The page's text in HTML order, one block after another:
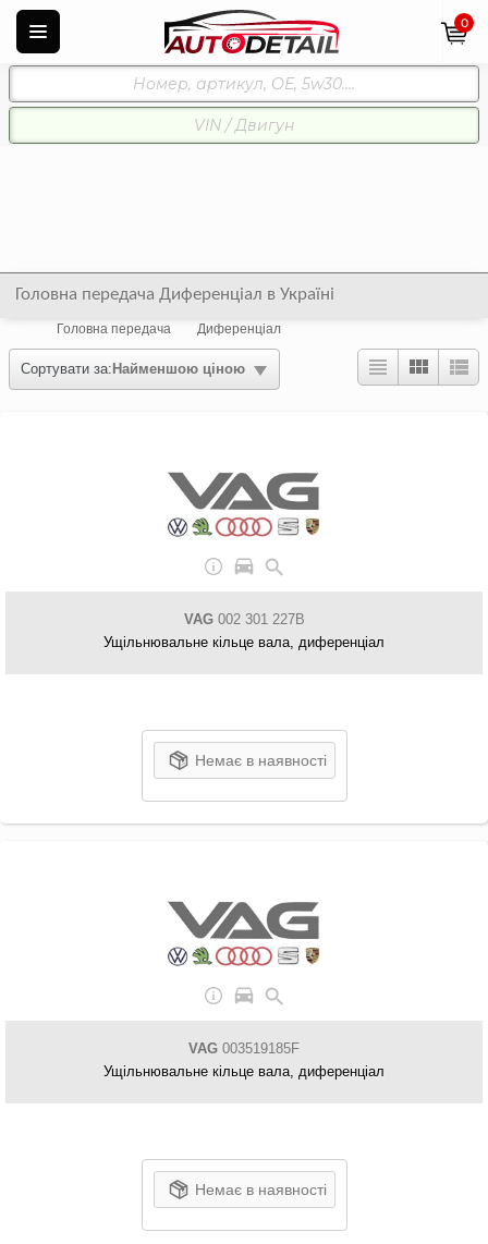
0
Головна передача Диференціал в Україні
Головна передача Диференціал
Сортувати за: Найменшою ціною
VAG002 301 227B
Ущільнювальне кільце вала, диференціал
Немає в наявності
VAG 003519185F
Ущільнювальне кільце вала, диференціал
Немає в наявності